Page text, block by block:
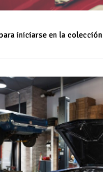
iniciarse en la colección